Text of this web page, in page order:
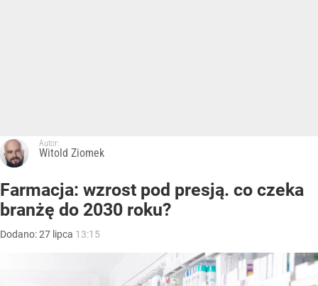
Autor:
Witold Ziomek
Farmacja: wzrost pod presją. co czeka
branżę do 2030 roku?
Dodano:27 lipca 13:15